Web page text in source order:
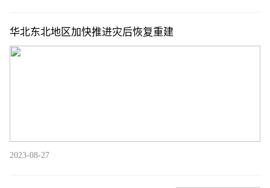
华北东北地区加快推进灾后恢复重建
2023-08-27